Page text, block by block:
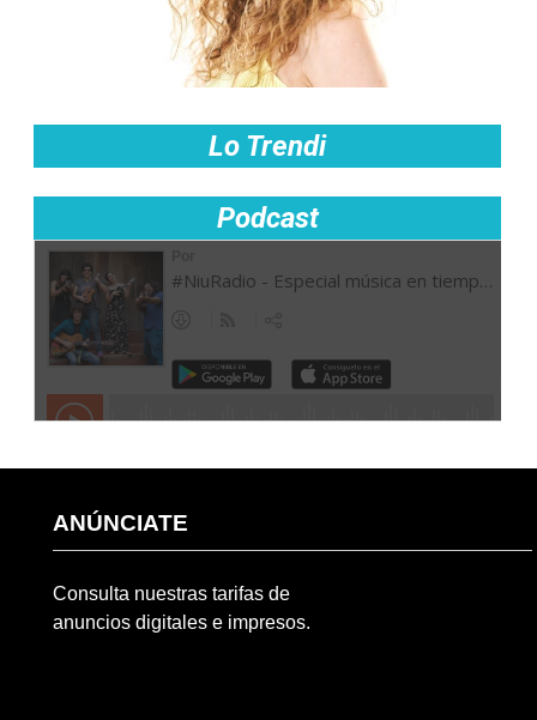
Lo Trendi
Podcast
ANÚNCIATE
Consulta nuestras tarifas de
anuncios digitales e impresos.